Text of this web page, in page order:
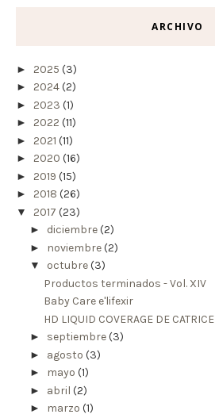
ARCHIVO
► 2025 (3)
► 2024(2)
► 2023 (1)
► 2022 (11)
► 2021 (11)
► 2020 (16)
► 2019 (15)
► 2018 (26)
▼ 2017 (23)
► diciembre(2)
► noviembre(2)
▼ octubre(3)
Productos terminados - Vol. XIV
Baby Care e'lifexir
HD LIQUID COVERAGE DE CATRICE
► septiembre(3)
► agosto (3)
► mayo (1)
► abril (2)
► marzo (1)